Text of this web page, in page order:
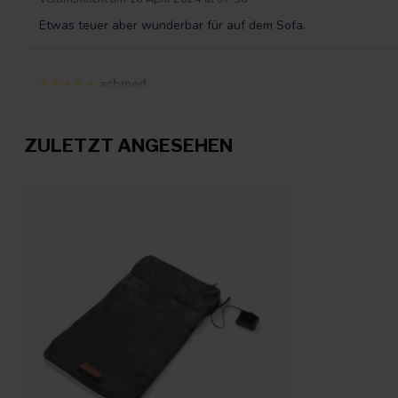
Etwas teuer aber wunderbar für auf dem Sofa.
achmed
Jörn
Veröffentlicht am 28 September 2023 at 13:47
Toll
ZULETZT ANGESEHEN